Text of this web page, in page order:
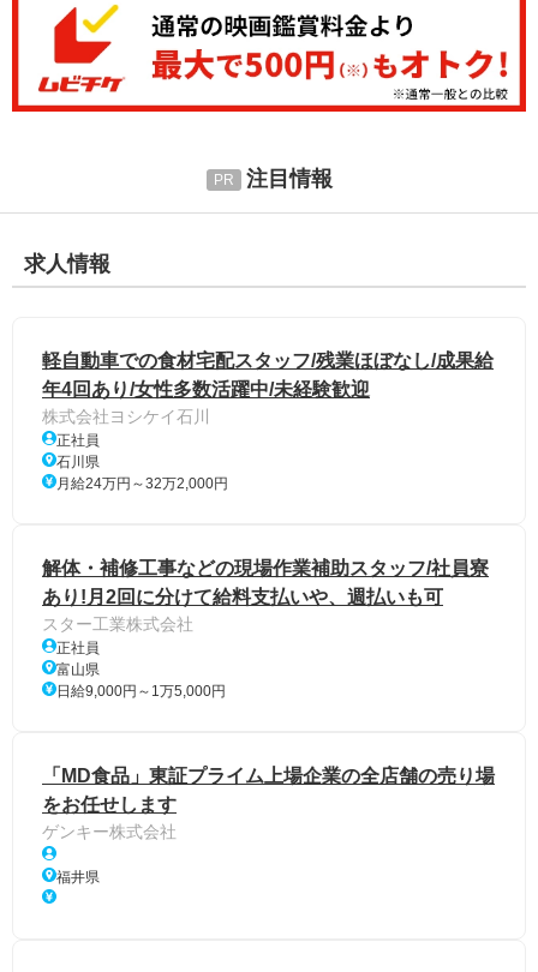
注目情報
求人情報
軽自動車での食材宅配スタッフ/残業ほぼなし/成果給
年4回あり/女性多数活躍中/未経験歓迎
株式会社ヨシケイ石川
正社員
石川県
月給24万円～32万2,000円
解体・補修工事などの現場作業補助スタッフ/社員寮
あり!月2回に分けて給料支払いや、週払いも可
スター工業株式会社
正社員
富山県
日給9,000円～1万5,000円
「MD食品」東証プライム上場企業の全店舗の売り場
をお任せします
ゲンキー株式会社
福井県